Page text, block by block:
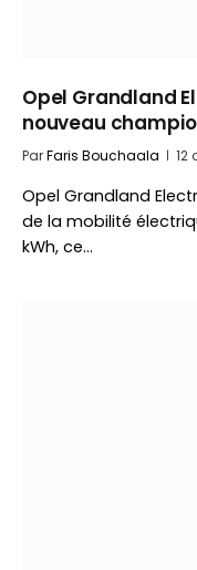
Opel Grandland
nouveau
ParFaris Bouchaala 12
Opel Grandland
de la mobilité
kWh, ce…